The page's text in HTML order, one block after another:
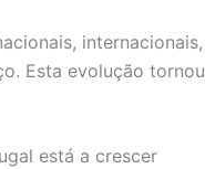
Esta evolução
está a crescer